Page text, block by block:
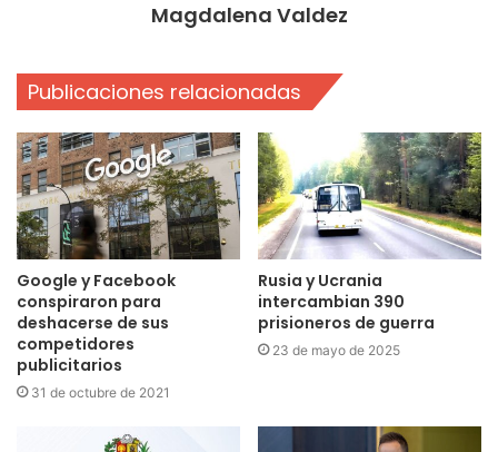
Magdalena Valdez
Publicaciones relacionadas
Google y Facebook
conspiraron para
deshacerse de sus
competidores
publicitarios
31 de octubre de 2021
Rusia y Ucrania
intercambian 390
prisioneros de guerra
23 de mayo de 2025